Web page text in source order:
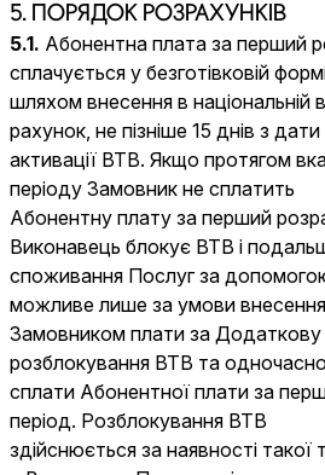
5. ПОРЯДОК РОЗРАХУНКІВ
5.1. Абонентна плата за перший
сплачується у безготівковій
шляхом внесення в національній
рахунок, не пізніше 15 днів з дати
активації ВТВ. Якщо протягом
періоду Замовник не сплатить
Абонентну плату за перший
Виконавець блокує ВТВ і
споживання Послуг за
можливе лише за умови внесення
Замовником плати за Додаткову
розблокування ВТВ та
сплати Абонентної плати за
період. Розблокування ВТВ
здійснюється за наявності такої